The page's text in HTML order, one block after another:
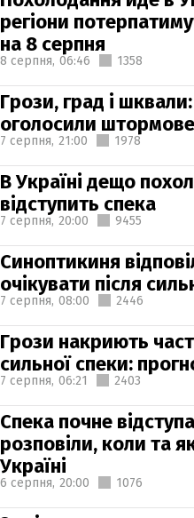
регіони
на 8 серпня
8 серпня, 06:46 1358
Грози, град і шквали:
оголосили
7 серпня, 21:00 1978
В Україні дещо
відступить спека
7 серпня, 20:00 9455
Синоптикиня
очікувати після
7 серпня, 08:00 2446
Грози накриють
сильної спеки:
7 серпня, 06:21 2403
Спека почне
розповіли, коли та
Україні
6 серпня, 20:00 1076